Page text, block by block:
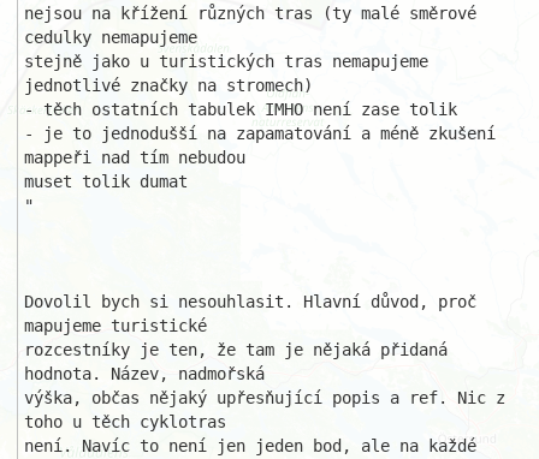
nejsou na křížení různých tras (ty malé směrové
cedulky nemapujeme
stejně jako u turistických tras nemapujeme
jednotlivé značky na stromech)
- těch ostatních tabulek IMHO není zase tolik
- je to jednodušší na zapamatování a méně zkušení
mappeři nad tím nebudou
muset tolik dumat
"
Dovolil bych si nesouhlasit. Hlavní důvod, proč
mapujeme turistické
rozcestníky je ten, že tam je nějaká přidaná
hodnota. Název, nadmořská
výška, občas nějaký upřesňující popis a ref. Nic z
toho u těch cyklotras
není. Navíc to není jen jeden bod, ale na každé